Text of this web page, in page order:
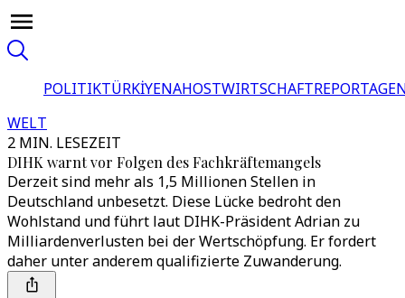
POLITIKTÜRKİYENAHOSTWIRTSCHAFT
WELT
2 MIN. LESEZEIT
DIHK warnt vor Folgen des Fachkräftemangels
Derzeit sind mehr als 1,5 Millionen Stellen in
Deutschland unbesetzt. Diese Lücke bedroht den
Wohlstand und führt laut DIHK-Präsident Adrian zu
Milliardenverlusten bei der Wertschöpfung. Er fordert
daher unter anderem qualifizierte Zuwanderung.